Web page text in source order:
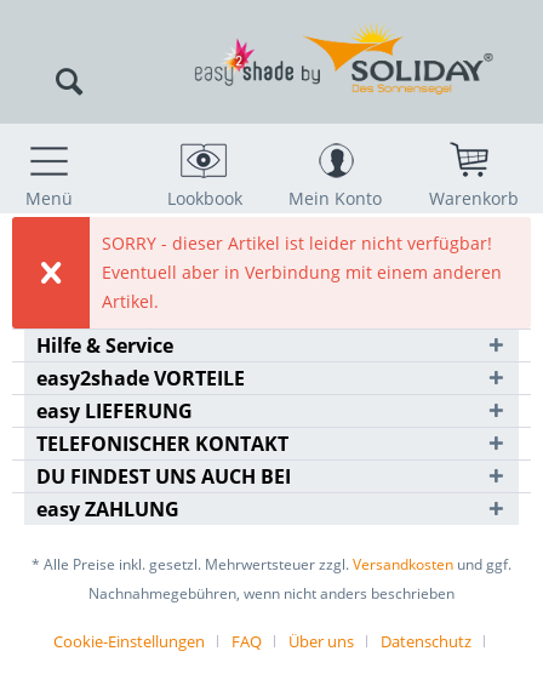
Menü Lookbook Mein Konto
Warenkorb
SORRY - dieser Artikel ist leider nicht verfügbar!
Eventuell aber in Verbindung mit einem anderen
Artikel.
Hilfe & Service
easy2shade VORTEILE
easy LIEFERUNG
TELEFONISCHER KONTAKT
DU FINDEST UNS AUCH BEI
easy ZAHLUNG
* Alle Preise inkl. gesetzl. Mehrwertsteuer zzgl.Versandkosten und ggf.
Nachnahmegebühren, wenn nicht anders beschrieben
Cookie-Einstellungen FAQ Über uns
Datenschutz